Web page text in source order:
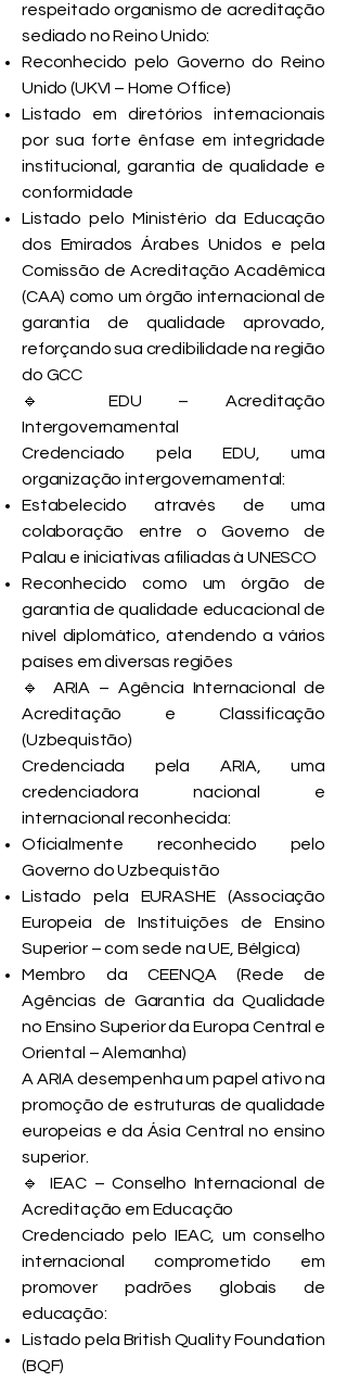
respeitado organismo de acreditação
sediado no Reino Unido:
Reconhecido pelo Governo do Reino
Unido (UKVI – Home Office)
Listado em diretórios internacionais
por sua forte ênfase em integridade
institucional, garantia de qualidade e
conformidade
Listado pelo Ministério da Educação
dos Emirados Árabes Unidos e pela
Comissão de Acreditação Acadêmica
(CAA) como um órgão internacional de
garantia de qualidade aprovado,
reforçando sua credibilidade na região
do GCC
🔹 EDU – Acreditação
Intergovernamental
Credenciado pela EDU, uma
organização intergovernamental:
Estabelecido através de uma
colaboração entre o Governo de
Palau e iniciativas afiliadas à UNESCO
Reconhecido como um órgão de
garantia de qualidade educacional de
nível diplomático, atendendo a vários
países em diversas regiões
🔹 ARIA – Agência Internacional de
Acreditação e Classificação
(Uzbequistão)
Credenciada pela ARIA, uma
credenciadora nacional e
internacional reconhecida:
Oficialmente reconhecido pelo
Governo do Uzbequistão
Listado pela EURASHE (Associação
Europeia de Instituições de Ensino
Superior – com sede na UE, Bélgica)
Membro da CEENQA (Rede de
Agências de Garantia da Qualidade
no Ensino Superior da Europa Central e
Oriental – Alemanha)
A ARIA desempenha um papel ativo na
promoção de estruturas de qualidade
europeias e da Ásia Central no ensino
superior.
🔹 IEAC – Conselho Internacional de
Acreditação em Educação
Credenciado pelo IEAC, um conselho
internacional comprometido em
promover padrões globais de
educação:
Listado pela British Quality Foundation
(BQF)